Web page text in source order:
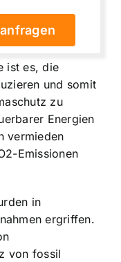
ist es, die
und somit
zu
Energien
vermieden
Emissionen
in
ergriffen.
von fossil